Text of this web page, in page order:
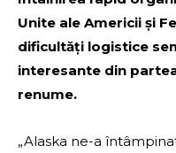
Unite ale Americii și
dificultăți logistice
interesante din
renume.
„Alaska ne-a